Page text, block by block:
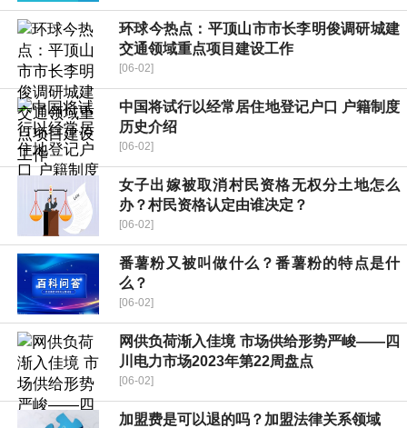
环球今热点：平顶山市市长李明俊调研城建
交通领域重点项目建设工作
[06-02]
中国将试行以经常居住地登记户口 户籍制度
历史介绍
[06-02]
女子出嫁被取消村民资格无权分土地怎么
办？村民资格认定由谁决定？
[06-02]
番薯粉又被叫做什么？番薯粉的特点是什
么？
[06-02]
网供负荷渐入佳境 市场供给形势严峻——四
川电力市场2023年第22周盘点
[06-02]
加盟费是可以退的吗？加盟法律关系领域